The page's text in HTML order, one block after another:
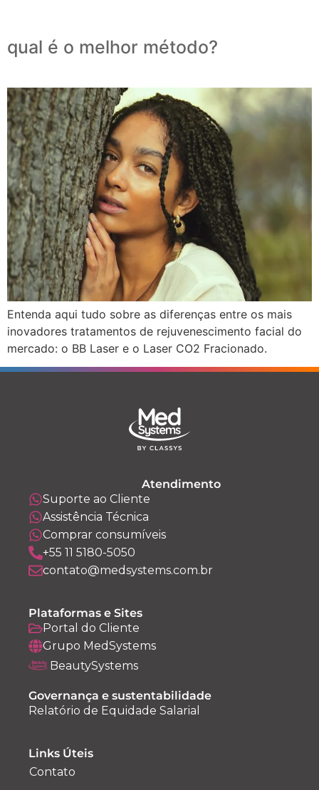
qual é o melhor método?
Entenda aqui tudo sobre as diferenças entre os mais
inovadores tratamentos de rejuvenescimento facial do
mercado: o BB Laser e o Laser CO2 Fracionado.
Atendimento
Suporte ao Cliente
Assistência Técnica
Comprar consumíveis
+55 11 5180-5050
contato@medsystems.com.br
Plataformas e Sites
Portal do Cliente
Grupo MedSystems
BeautySystems
Governança e sustentabilidade
Relatório de Equidade Salarial
Links Úteis
Contato